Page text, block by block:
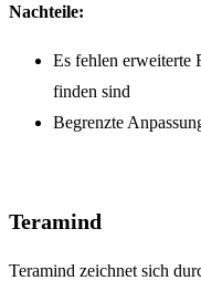
Nachteile:
Es fehlen erweiterte
finden sind
Begrenzte
Teramind
Teramind zeichnet sich